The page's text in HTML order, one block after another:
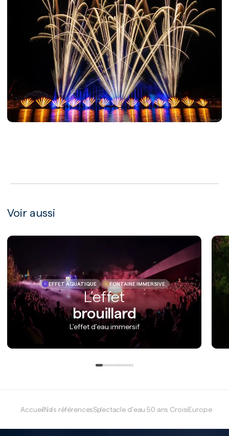
Voir aussi
EFFET AQUATIQUE FONTAINE IMMERSIVE
L’effet
brouillard
L’effet d’eau immersif
AccueilNos référencesSpectacle d'eau 50 ans CroisiEurope